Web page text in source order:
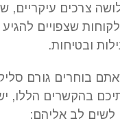
צרכים עיקריים,
שצפויים
ובטיחות.
בוחרים גורם
בהקשרים הללו,
לשים לב אליהם: